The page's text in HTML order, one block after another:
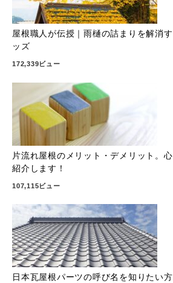
屋根職人が伝授｜雨樋の詰まりを解消
ッズ
172,339ビュー
片流れ屋根のメリット・デメリット。
紹介します！
107,115ビュー
日本瓦屋根パーツの呼び名を知りたい